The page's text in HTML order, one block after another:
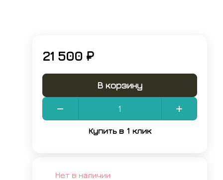
21 500 ₽
В корзину
Купить в 1 клик
Нет в наличии